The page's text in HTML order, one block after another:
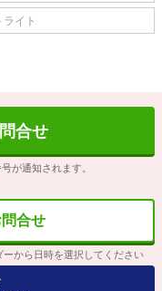
ライト
合せ
が通知されます。
問合せ
ーから日時を選択してください